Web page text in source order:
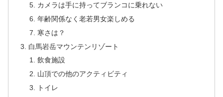
カメラは手に持ってブランコに乗れない
年齢関係なく老若男女楽しめる
寒さは？
白馬岩岳マウンテンリゾート
飲食施設
山頂での他のアクティビティ
トイレ